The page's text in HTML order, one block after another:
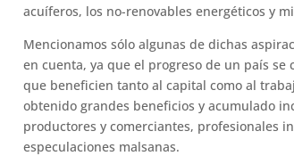
acuíferos, los no-renovables energéticos y
Mencionamos sólo algunas de dichas
en cuenta, ya que el progreso de un país
que beneficien tanto al capital como al
obtenido grandes beneficios y acumulado
productores y comerciantes, profesionales
especulaciones malsanas.